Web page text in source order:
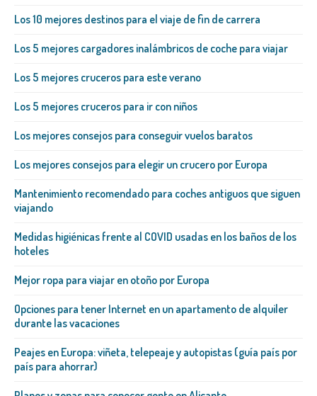
Los 10 mejores destinos para el viaje de fin de carrera
Los 5 mejores cargadores inalámbricos de coche para viajar
Los 5 mejores cruceros para este verano
Los 5 mejores cruceros para ir con niños
Los mejores consejos para conseguir vuelos baratos
Los mejores consejos para elegir un crucero por Europa
Mantenimiento recomendado para coches antiguos que siguen
viajando
Medidas higiénicas frente al COVID usadas en los baños de los
hoteles
Mejor ropa para viajar en otoño por Europa
Opciones para tener Internet en un apartamento de alquiler
durante las vacaciones
Peajes en Europa: viñeta, telepeaje y autopistas (guía país por
país para ahorrar)